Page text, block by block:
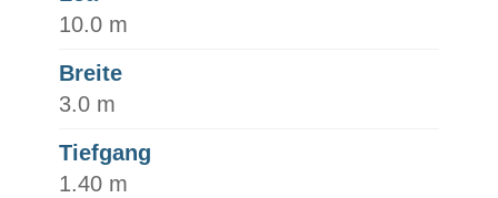
10.0 m
Breite
3.0 m
Tiefgang
1.40 m